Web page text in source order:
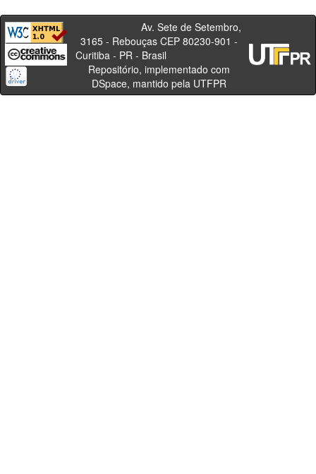
Av. Sete de Setembro,
3165 - Rebouças CEP 80230-901 -
Curitiba - PR - Brasil
Repositório, implementado com
DSpace, mantido pela UTFPR